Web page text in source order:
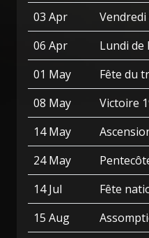
03 Apr
06 Apr
Lundi de
01 May
Fête du
08 May
Victoire
14 May
24 May
14 Jul
Fête
15 Aug